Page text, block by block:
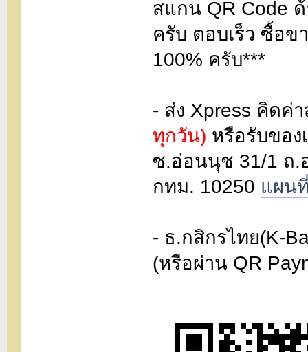
สแกน QR Code
ครับ ตอบเร็ว ซื้อข
100% ครับ***
- ส่ง Xpress คิดค่
ทุกวัน) หรือรับของ
ซ.อ่อนนุช 31/1 ถ.
กทม. 10250 แผน
- ธ.กสิกรไทย(K-
(หรือผ่าน QR